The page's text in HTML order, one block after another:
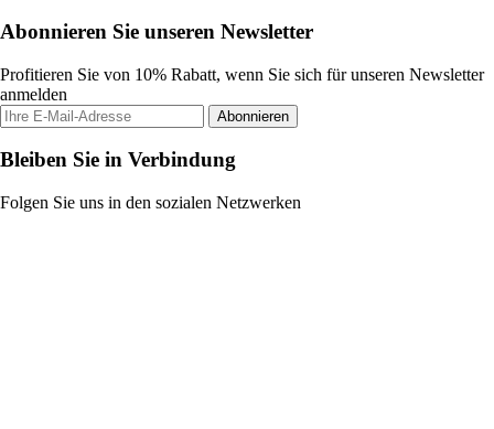
Abonnieren Sie unseren Newsletter
Profitieren Sie von 10% Rabatt, wenn Sie sich für unseren Newsletter
anmelden
Abonnieren
Bleiben Sie in Verbindung
Folgen Sie uns in den sozialen Netzwerken